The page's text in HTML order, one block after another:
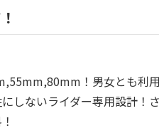
！男女とも利
しないライダー専用設計！